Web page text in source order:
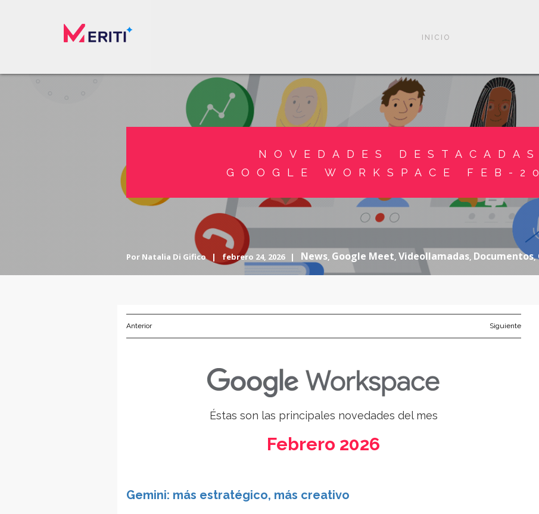
INICIO
NOVEDADES DESTACADAS
GOOGLE WORKSPACE FEB-
Por Natalia Di Gifico| febrero 24, 2026 | News, Google Meet, Videollamadas, Documentos,
Anterior Siguiente
Éstas son las principales novedades del mes
Febrero 2026
Gemini: más estratégico, más creativo